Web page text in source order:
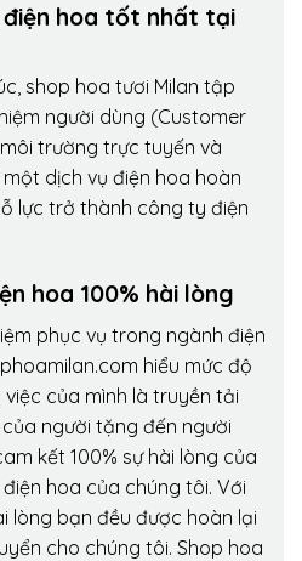
hoa tốt nhất tại
shop hoa tươi Milan tập
người dùng (Customer
trường trực tuyến và
dịch vụ điện hoa hoàn
lực trở thành công ty điện
hoa 100% hài lòng
phục vụ trong ngành điện
hiểu mức độ
của mình là truyền tải
người tặng đến người
kết 100% sự hài lòng của
hoa của chúng tôi. Với
lòng bạn đều được hoàn lại
cho chúng tôi. Shop hoa